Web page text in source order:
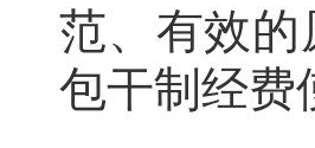
范、有效
包干制经费